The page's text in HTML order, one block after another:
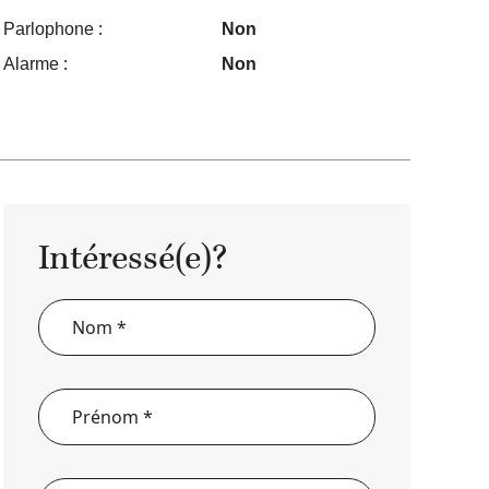
Parlophone :
Non
Alarme :
Non
Intéressé(e)?
Formulaire
de
pour
un
bien